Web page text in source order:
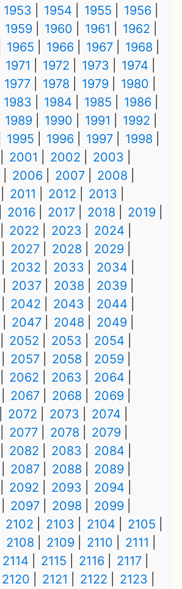
1953 1954 1955
1956
1959 1960 1961
1962
1965 1966 1967
1968
1971 1972 1973
1974
1977 1978 1979
1980
1983 1984 1985
1986
1989 1990 1991
1992
1995 1996 1997
1998
2001 2002
2003
2006 2007
2008
2011 2012
2013
2016 2017 2018
2019
2022 2023
2024
2027 2028
2029
2032 2033
2034
2037 2038
2039
2042 2043
2044
2047 2048
2049
2052 2053
2054
2057 2058
2059
2062 2063
2064
2067 2068
2069
2072 2073
2074
2077 2078
2079
2082 2083
2084
2087 2088
2089
2092 2093
2094
2097 2098
2099
2102 2103 2104
2105
2108 2109 2110
2111
2114 2115 2116
2117
2120 2121 2122 2123